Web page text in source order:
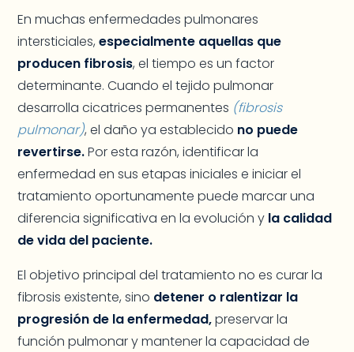
En muchas enfermedades pulmonares
intersticiales,especialmente aquellas que
producen fibrosis, el tiempo es un factor
determinante. Cuando el tejido pulmonar
desarrolla cicatrices permanentes (fibrosis
pulmonar), el daño ya establecido no puede
revertirse.Por esta razón, identificar la
enfermedad en sus etapas iniciales e iniciar el
tratamiento oportunamente puede marcar una
diferencia significativa en la evolución y la calidad
de vida del paciente.
El objetivo principal del tratamiento no es curar la
fibrosis existente, sino detener o ralentizar la
progresión de la enfermedad,preservar la
función pulmonar y mantener la capacidad de